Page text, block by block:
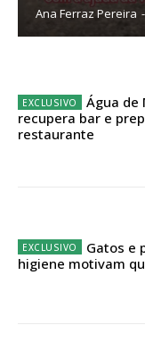
Faça-se assinante do
Ana Ferraz Pereira -
Água de
recupera bar e
restaurante
Gatos e
higiene motivam